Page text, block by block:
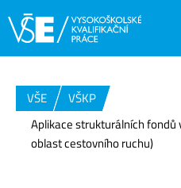
VŠE
VŠKP
Aplikace strukturálních fondů
oblast cestovního ruchu)